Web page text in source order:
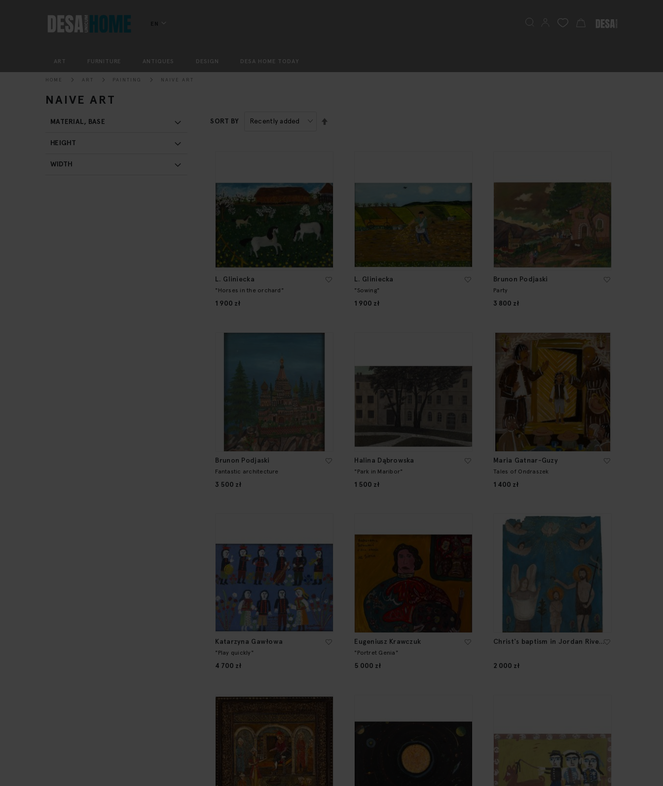
EN
My Cart
Search
ART FURNITURE ANTIQUES DESIGN DESA HOME TODAY
HOME ART PAINTING NAIVE ART
NAIVE ART
SORT BY
L. Gliniecka
"Horses in the orchard"
1 900 zł
L. Gliniecka
"Sowing"
1 900 zł
Brunon Podjaski
Party
3 800 zł
Brunon Podjaski
Fantastic architecture
3 500 zł
Halina Dąbrowska
"Park in Maribor"
1 500 zł
Maria Gatnar-Guzy
Tales of Ondraszek
1 400 zł
Katarzyna Gawłowa
"Play quickly"
4 700 zł
Eugeniusz Krawczuk
"Portret Genia"
5 000 zł
Christ's baptism in Jordan River,
2 000 zł
MATERIAL, BASE
HEIGHT
WIDTH